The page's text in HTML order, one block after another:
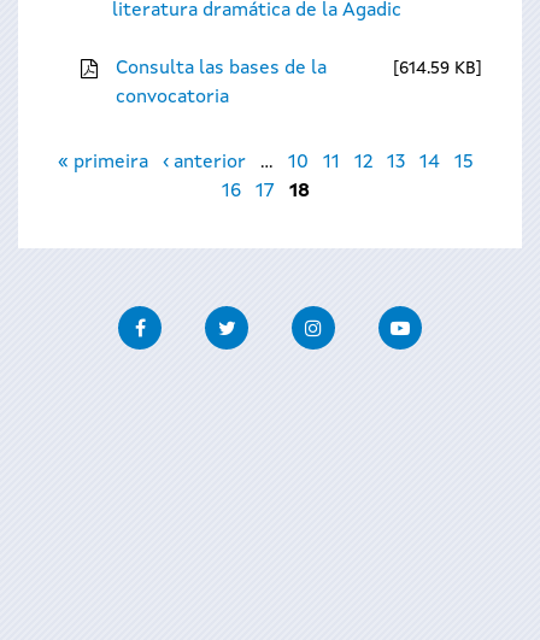
literatura dramática de la Agadic
Consulta las bases de la
convocatoria
614.59 KB
Páginas
« primeira ‹ anterior … 10 11 12 13 14
15
16
17 18
FacebookTwitter InstagramYoutube